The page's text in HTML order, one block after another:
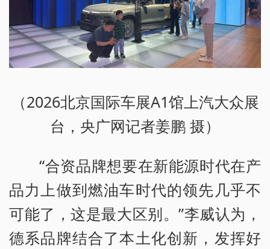
（2026北京国际车展A1馆上汽大众展
台，央广网记者姜鹏 摄）
“合资品牌想要在新能源时代在产
品力上做到燃油车时代的领先几乎不
可能了，这是最大区别。”李威认为，
德系品牌结合了本土化创新，发挥好